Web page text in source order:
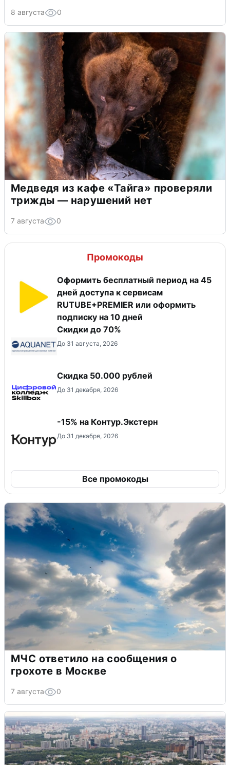
8 августа 0
Медведя из кафе «Тайга» проверяли
трижды — нарушений нет
7 августа 0
Промокоды
Оформить бесплатный период на 45
дней доступа к сервисам
RUTUBE+PREMIER или оформить
подписку на 10 дней
Скидки до 70%
До 31 августа, 2026
Скидка 50.000 рублей
До 31 декабря, 2026
-15% на Контур.Экстерн
До 31 декабря, 2026
Все промокоды
МЧС ответило на сообщения о
грохоте в Москве
7 августа 0